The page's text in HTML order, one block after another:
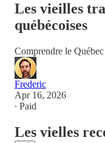
Les vieilles
québécoises
Comprendre le Québec
Frederic
Apr 16, 2026
∙ Paid
Les vielles